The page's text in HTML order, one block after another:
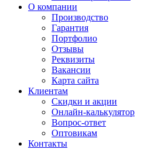
О компании
Производство
Гарантия
Портфолио
Отзывы
Реквизиты
Вакансии
Карта сайта
Клиентам
Скидки и акции
Онлайн-калькулятор
Вопрос-ответ
Оптовикам
Контакты